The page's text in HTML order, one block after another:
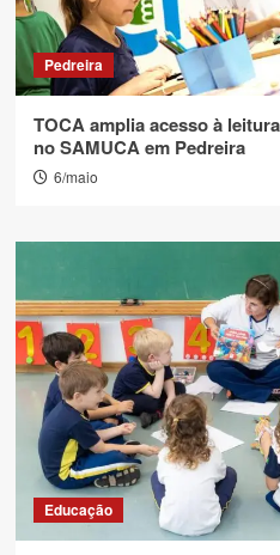
Pedreira
TOCA amplia acesso à
no SAMUCA em Pedreira
6/maio
Educação